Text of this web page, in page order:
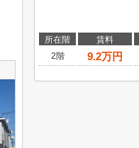
所在階 賃料
2階
9.2万円